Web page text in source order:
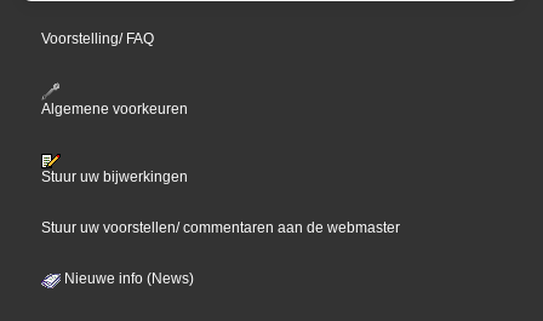
Voorstelling/ FAQ
Algemene voorkeuren
Stuur uw bijwerkingen
Stuur uw voorstellen/ commentaren aan de webmaster
Nieuwe info (News)